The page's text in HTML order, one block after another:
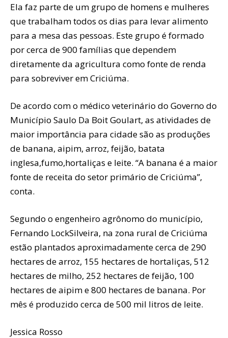
Ela faz parte de um grupo de homens e mulheres
que trabalham todos os dias para levar alimento
para a mesa das pessoas. Este grupo é formado
por cerca de 900 famílias que dependem
diretamente da agricultura como fonte de renda
para sobreviver em Criciúma.
De acordo com o médico veterinário do Governo do
Município Saulo Da Boit Goulart, as atividades de
maior importância para cidade são as produções
de banana, aipim, arroz, feijão, batata
inglesa,fumo,hortaliças e leite. “A banana é a maior
fonte de receita do setor primário de Criciúma”,
conta.
Segundo o engenheiro agrônomo do município,
Fernando LockSilveira, na zona rural de Criciúma
estão plantados aproximadamente cerca de 290
hectares de arroz, 155 hectares de hortaliças, 512
hectares de milho, 252 hectares de feijão, 100
hectares de aipim e 800 hectares de banana. Por
mês é produzido cerca de 500 mil litros de leite.
Jessica Rosso